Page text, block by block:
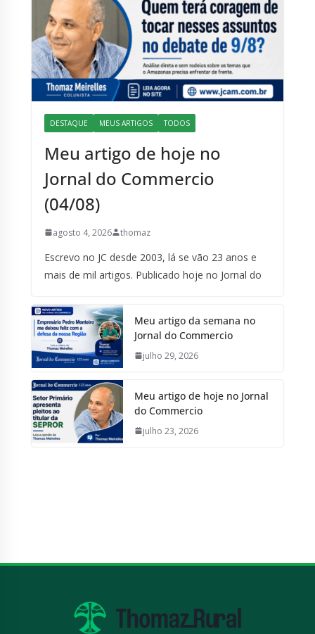
DESTAQUE MEUS ARTIGOS TODOS
Meu artigo de hoje no
Jornal do Commercio
(04/08)
agosto 4, 2026 thomaz
Escrevo no JC desde 2003, lá se vão 23 anos e
mais de mil artigos. Publicado hoje no Jornal do
Meu artigo da semana no
Jornal do Commercio
julho 29, 2026
Meu artigo de hoje no Jornal
do Commercio
julho 23, 2026